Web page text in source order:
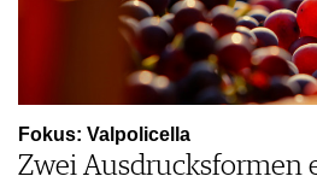
Fokus: Valpolicella
Zwei Ausdrucksformen